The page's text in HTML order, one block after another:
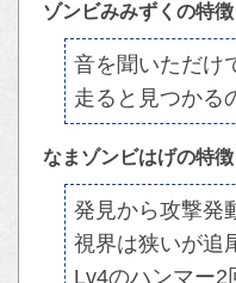
ゾンビみみずくの特徴
音を聞いただけ
走ると見つかる
なまゾンビはげの特徴
発見から攻撃発
視界は狭いが追
Lv4のハンマー2